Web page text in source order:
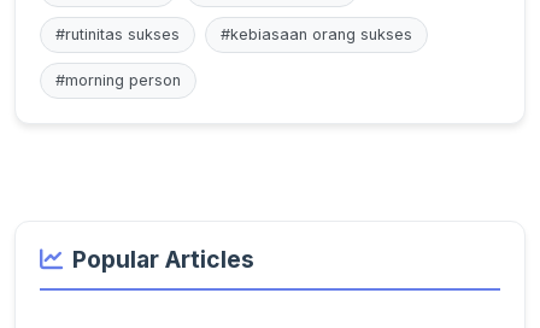
#rutinitas sukses #kebiasaan orang sukses
#morning person
Popular Articles